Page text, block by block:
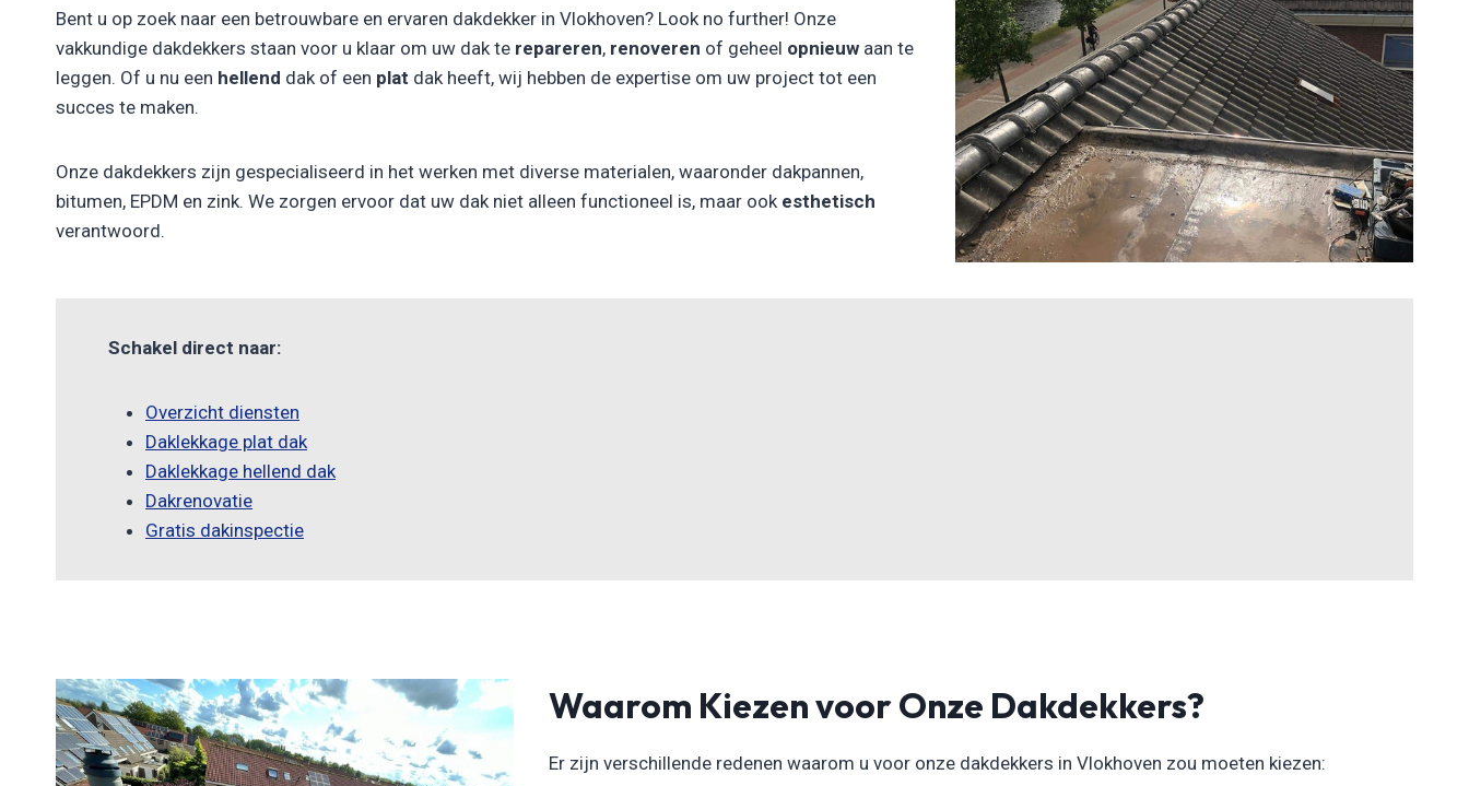
Bent u op zoek naar een betrouwbare en ervaren dakdekker in Vlokhoven? Look no further! Onze
vakkundige dakdekkers staan voor u klaar om uw dak te repareren, renoveren of geheel opnieuw aan te
leggen. Of u nu een hellend dak of een plat dak heeft, wij hebben de expertise om uw project tot een
succes te maken.
Onze dakdekkers zijn gespecialiseerd in het werken met diverse materialen, waaronder dakpannen,
bitumen, EPDM en zink. We zorgen ervoor dat uw dak niet alleen functioneel is, maar ook esthetisch
verantwoord.
Schakel direct naar:
Overzicht diensten
Daklekkage plat dak
Daklekkage hellend dak
Dakrenovatie
Gratis dakinspectie
Waarom Kiezen voor Onze Dakdekkers?
Er zijn verschillende redenen waarom u voor onze dakdekkers in Vlokhoven zou moeten kiezen: